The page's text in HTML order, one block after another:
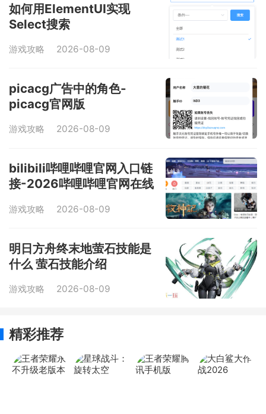
如何用ElementUI实现
Select搜索
游戏攻略 2026-08-09
picacg广告中的角色-
picacg官网版
游戏攻略 2026-08-09
bilibili哔哩哔哩官网入口链
接-2026哔哩哔哩官网在线
游戏攻略 2026-08-09
明日方舟终末地萤石技能是
什么 萤石技能介绍
游戏攻略 2026-08-09
精彩推荐